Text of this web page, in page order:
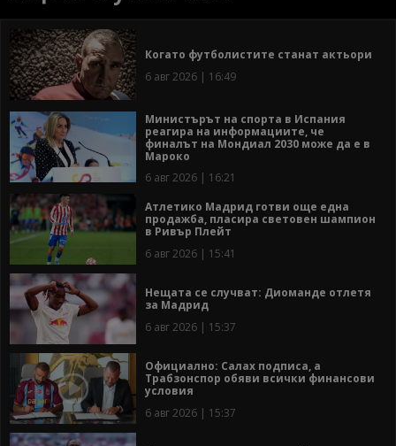
Когато футболистите станат актьори
6 авг 2026 | 16:49
Министърът на спорта в Испания
реагира на информациите, че
финалът на Мондиал 2030 може да е в
Мароко
6 авг 2026 | 16:21
Атлетико Мадрид готви още една
продажба, пласира световен шампион
в Ривър Плейт
6 авг 2026 | 15:41
Нещата се случват: Диоманде отлетя
за Мадрид
6 авг 2026 | 15:37
Официално: Салах подписа, а
Трабзонспор обяви всички финансови
условия
6 авг 2026 | 15:37